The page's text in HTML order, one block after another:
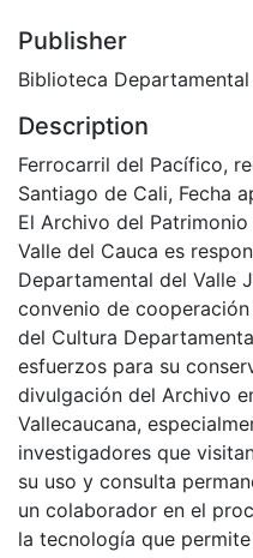
Publisher
Biblioteca
Description
Ferrocarril del Pacífico,
Santiago de Cali, Fecha
El Archivo del
Valle del Cauca es
Departamental del Valle
convenio de
del Cultura
esfuerzos para su
divulgación del Archivo
Vallecaucana,
investigadores que
su uso y consulta
un colaborador en el
la tecnología que